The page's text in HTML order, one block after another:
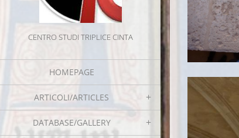
CENTRO STUDI TRIPLICE CINTA
HOMEPAGE
ARTICOLI/ARTICLES
DATABASE/GALLERY